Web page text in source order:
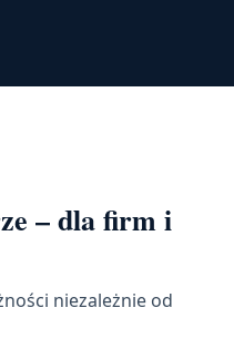
– dla firm i
niezależnie od